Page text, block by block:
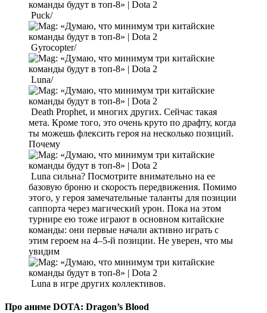
Puck/
Gyrocopter/
Luna/
Death Prophet, и многих других. Сейчас такая
мета. Кроме того, это очень круто по драфту, когда
ты можешь флексить героя на несколько позиций.
Почему
Luna сильна? Посмотрите внимательно на ее
базовую броню и скорость передвижения. Помимо
этого, у героя замечательные таланты для позиции
саппорта через магический урон. Пока на этом
турнире ею тоже играют в основном китайские
команды: они первые начали активно играть с
этим героем на 4–5-й позиции. Не уверен, что мы
увидим
Luna в игре других коллективов.
Про аниме DOTA: Dragon’s Blood